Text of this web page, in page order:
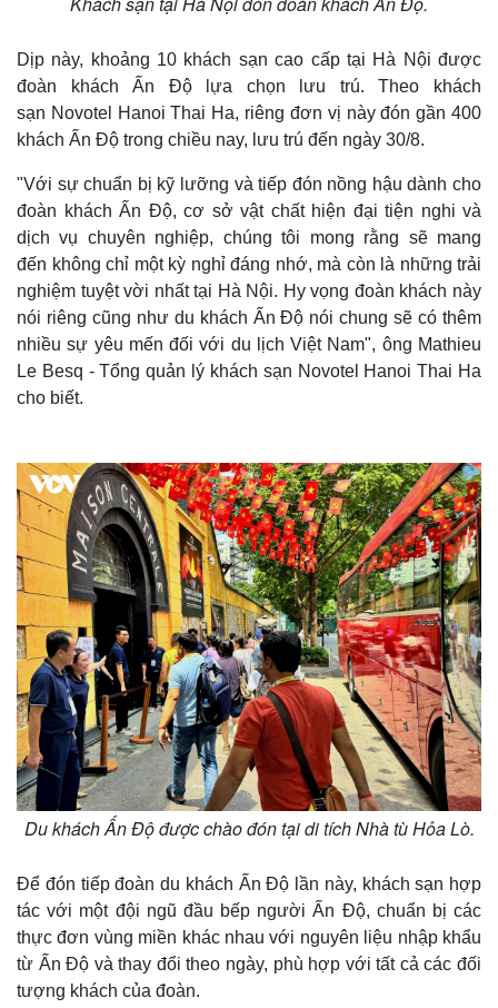
Thế giới
Quan sát
Cuộc sống đó đây
Hồ sơ
Multimedia
Video
Ảnh
E-Magazine
Infographic
Dịp này, khoảng 10 khách sạn cao cấp tại Hà Nội được
đoàn khách Ấn Độ lựa chọn lưu trú. Theo khách
sạn Novotel Hanoi Thai Ha, riêng đơn vị này đón gần 400
khách Ấn Độ trong chiều nay, lưu trú đến ngày 30/8.
"Với sự chuẩn bị kỹ lưỡng và tiếp đón nồng hậu dành cho
đoàn khách Ấn Độ, cơ sở vật chất hiện đại tiện nghi và
dịch vụ chuyên nghiệp, chúng tôi mong rằng sẽ mang
đến không chỉ một kỳ nghỉ đáng nhớ, mà còn là những trải
nghiệm tuyệt vời nhất tại Hà Nội. Hy vọng đoàn khách này
nói riêng cũng như du khách Ấn Độ nói chung sẽ có thêm
nhiều sự yêu mến đối với du lịch Việt Nam", ông Mathieu
Le Besq - Tổng quản lý khách sạn Novotel Hanoi Thai Ha
cho biết.
Du khách Ấn Độ được chào đón tại di tích Nhà tù Hỏa Lò.
Để đón tiếp đoàn du khách Ấn Độ lần này, khách sạn hợp
tác với một đội ngũ đầu bếp người Ấn Độ, chuẩn bị các
thực đơn vùng miền khác nhau với nguyên liệu nhập khẩu
từ Ấn Độ và thay đổi theo ngày, phù hợp với tất cả các đối
tượng khách của đoàn.